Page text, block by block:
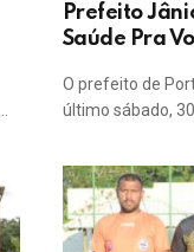
Prefeito
Saúde Pra
O prefeito de
último sábado,